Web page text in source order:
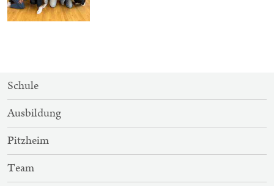
SITEMAP-
NAVIGATION
Schule
Ausbildung
Pitzheim
Team